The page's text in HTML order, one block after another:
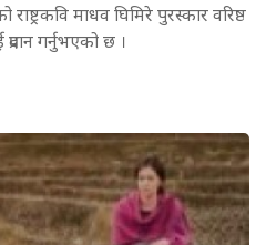
राष्ट्रकवि माधव घिमिरे पुरस्कार वरिष्ठ
प्रदान गर्नुभएको छ ।